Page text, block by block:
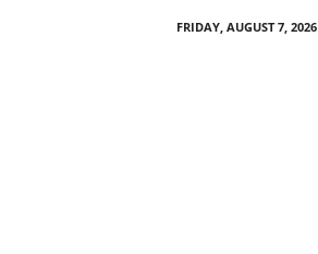
FRIDAY, AUGUST 7, 2026